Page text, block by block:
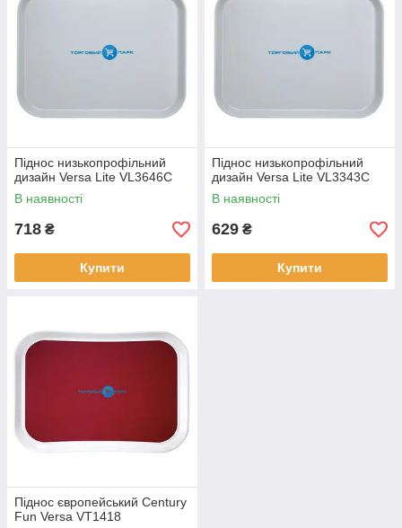
Піднос низькопрофільний
дизайн Versa Lite VL3646C
В наявності
718 ₴
Купити
Піднос низькопрофільний
дизайн Versa Lite VL3343C
В наявності
629 ₴
Купити
Піднос європейський Century
Fun Versa VT1418